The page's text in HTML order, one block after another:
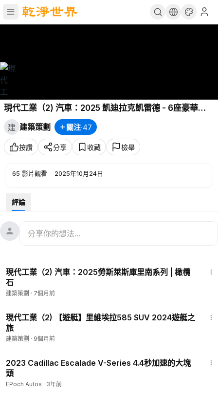
現代工業（2) 汽車：2025 凱迪拉克凱雷德 - 6座豪華
SUV之王
建 建築策劃 關注·47
按讚 分享 收藏 檢舉
65 影片觀看 · 2025年10月24日
評論
現代工業（2) 汽車：2025勞斯萊斯庫里南系列 | 橄欖
石
建築策劃 · 7個月前
現代工業（2) 【遊艇】里維埃拉585 SUV 2024遊艇之
旅
建築策劃 · 9個月前
2023 Cadillac Escalade V-Series 4.4秒加速的大塊
頭
EPoch Autos · 3年前